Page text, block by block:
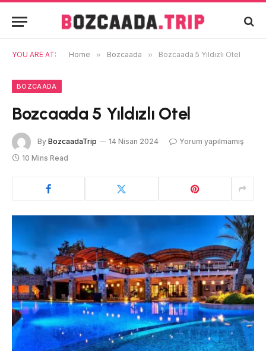
YOU ARE AT: Home » Bozcaada » Bozcaada 5 Yıldızlı Otel
BOZCAADA
Bozcaada 5 Yıldızlı Otel
By BozcaadaTrip 14 Nisan 2024
Yorum yapılmamış
10 Mins Read